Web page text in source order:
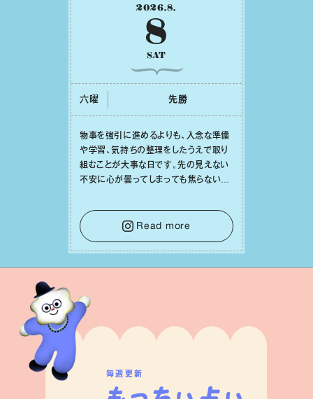
2026.8.
8
SAT
六曜 先勝
物事を強引に進めるよりも、⼊念な準備
や学習、気持ちの整理をしたうえで取り
組むことが⼤事な⽇です。先の⾒えない
不安に⼼が曇ってしまっても焦らない
⾝や疲れていそうな⼈をいたわることに
時間を使いましょう。ここでしっかりとエ
ネルギーを蓄え、困難を乗り越える⼒に
変えましょう。
Read more
毎週更新